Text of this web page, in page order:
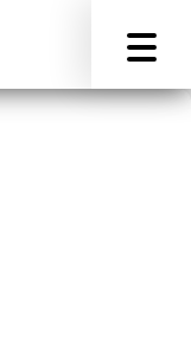
de olores «PowAir